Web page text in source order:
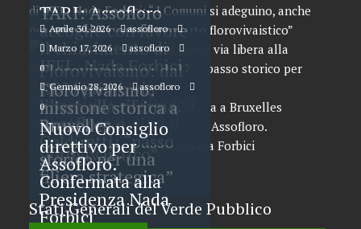
TARI: Assofloro
accoglie con favore
il chiarimento di
IFEL. Nada Forbici:
“ I Comuni si
adeguino, anche per
quanto riguarda il
comparto
florovivaistico”
Aprile 30, 2026
assofloro
0
Florovivaismo: dal
CDM primo via
libera alla riforma.
Assofloro e
Coldiretti: “passo
storico per una
filiera strategica”
Marzo 17, 2026
assofloro
0
Florovivaismo:
missione storica a
Bruxelles
Gennaio 28, 2026
assofloro
0
Nuovo Consiglio
direttivo per
Assofloro.
Confermata alla
Presidenza Nada
Forbici
Stati Generali del Verde Pubblico